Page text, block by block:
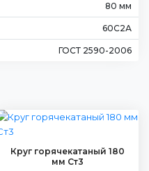
80 мм
60С2А
ГОСТ 2590-2006
Круг горячекатаный 180
мм Ст3